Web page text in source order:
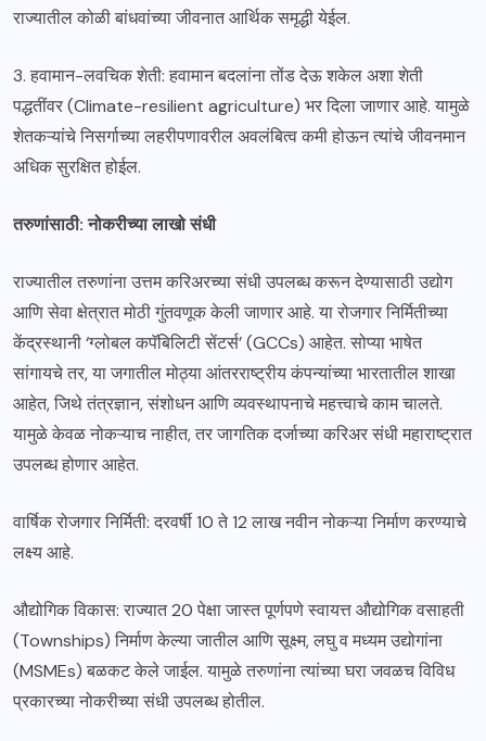
राज्यातील कोळी बांधवांच्या जीवनात आर्थिक समृद्धी येईल.
3. हवामान-लवचिक शेती: हवामान बदलांना तोंड देऊ शकेल अशा शेती
पद्धतींवर (Climate-resilient agriculture) भर दिला जाणार आहे. यामुळे
शेतकऱ्यांचे निसर्गाच्या लहरीपणावरील अवलंबित्व कमी होऊन त्यांचे जीवनमान
अधिक सुरक्षित होईल.
तरुणांसाठी: नोकरीच्या लाखो संधी
राज्यातील तरुणांना उत्तम करिअरच्या संधी उपलब्ध करून देण्यासाठी उद्योग
आणि सेवा क्षेत्रात मोठी गुंतवणूक केली जाणार आहे. या रोजगार निर्मितीच्या
केंद्रस्थानी ‘ग्लोबल कपॅबिलिटी सेंटर्स’ (GCCs) आहेत. सोप्या भाषेत
सांगायचे तर, या जगातील मोठ्या आंतरराष्ट्रीय कंपन्यांच्या भारतातील शाखा
आहेत, जिथे तंत्रज्ञान, संशोधन आणि व्यवस्थापनाचे महत्त्वाचे काम चालते.
यामुळे केवळ नोकऱ्याच नाहीत, तर जागतिक दर्जाच्या करिअर संधी महाराष्ट्रात
उपलब्ध होणार आहेत.
वार्षिक रोजगार निर्मिती: दरवर्षी 10 ते 12 लाख नवीन नोकऱ्या निर्माण करण्याचे
लक्ष्य आहे.
औद्योगिक विकास: राज्यात 20 पेक्षा जास्त पूर्णपणे स्वायत्त औद्योगिक वसाहती
(Townships) निर्माण केल्या जातील आणि सूक्ष्म, लघु व मध्यम उद्योगांना
(MSMEs) बळकट केले जाईल. यामुळे तरुणांना त्यांच्या घरा जवळच विविध
प्रकारच्या नोकरीच्या संधी उपलब्ध होतील.